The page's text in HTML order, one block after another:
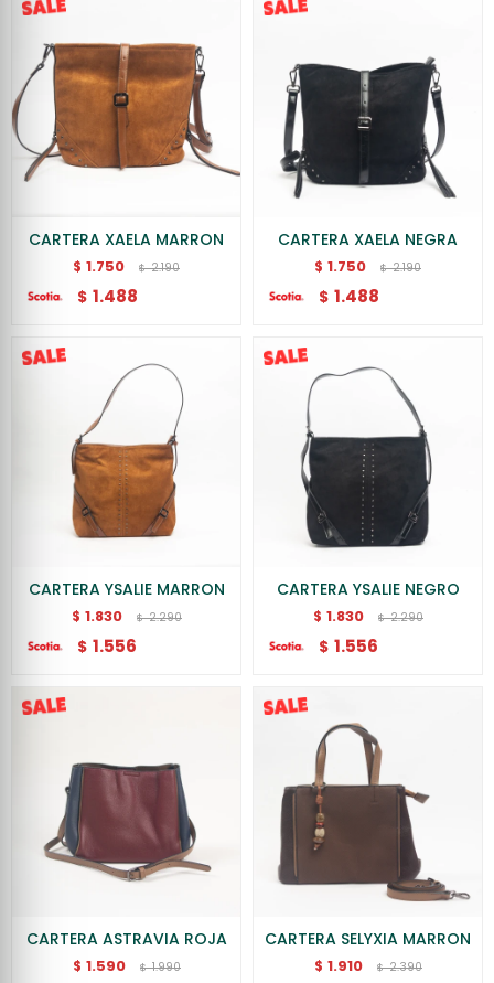
CARTERA XAELA MARRON
$ 1.750 $ 2.190
$ 1.488
CARTERA XAELA NEGRA
$ 1.750 $ 2.190
$ 1.488
CARTERA YSALIE MARRON
$ 1.830 $ 2.290
$ 1.556
CARTERA YSALIE NEGRO
$ 1.830 $ 2.290
$ 1.556
CARTERA ASTRAVIA ROJA
$ 1.590 $ 1.990
CARTERA SELYXIA MARRON
$ 1.910 $ 2.390